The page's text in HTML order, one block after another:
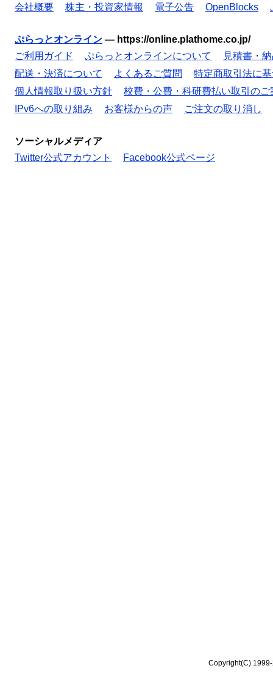
会社概要 株主・投資家情報 電子公告 OpenBlocks
ぷらっとオンライン — https://online.plathome.co.jp/
ご利用ガイド
ぷらっとオンラインについて
見積書・
配送・決済について
よくあるご質問
特定商取引法に
個人情報取り扱い方針
校費・公費・科研費払い取引のご
IPv6への取り組み
お客様からの声 ご注文の取り消し
ソーシャルメディア
Twitter公式アカウント
Facebook公式ページ
Copyright(C)